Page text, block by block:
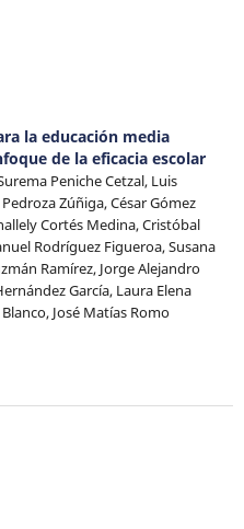
la educación media
de la eficacia escolar
Peniche Cetzal, Luis
Zúñiga, César Gómez
Cortés Medina, Cristóbal
Rodríguez Figueroa, Susana
Ramírez, Jorge Alejandro
García, Laura Elena
José Matías Romo